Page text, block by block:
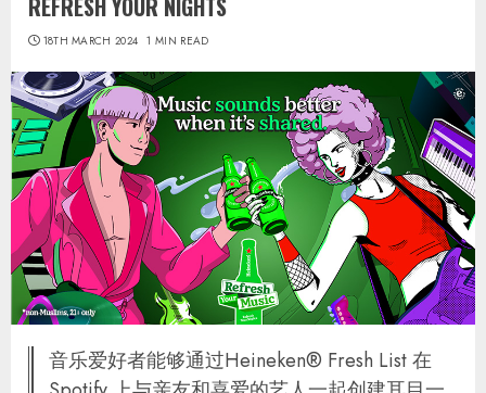
REFRESH YOUR NIGHTS
18TH MARCH 2024 1 MIN READ
音乐爱好者能够通过Heineken® Fresh List 在